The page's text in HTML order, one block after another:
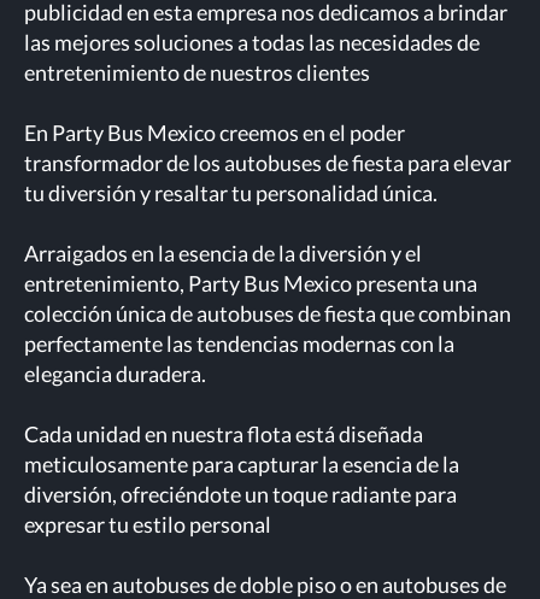
publicidad en esta empresa nos dedicamos a brindar
las mejores soluciones a todas las necesidades de
entretenimiento de nuestros clientes
En Party Bus Mexico creemos en el poder
transformador de los autobuses de fiesta para elevar
tu diversión y resaltar tu personalidad única.
Arraigados en la esencia de la diversión y el
entretenimiento, Party Bus Mexico presenta una
colección única de autobuses de fiesta que combinan
perfectamente las tendencias modernas con la
elegancia duradera.
Cada unidad en nuestra flota está diseñada
meticulosamente para capturar la esencia de la
diversión, ofreciéndote un toque radiante para
expresar tu estilo personal
Ya sea en autobuses de doble piso o en autobuses de